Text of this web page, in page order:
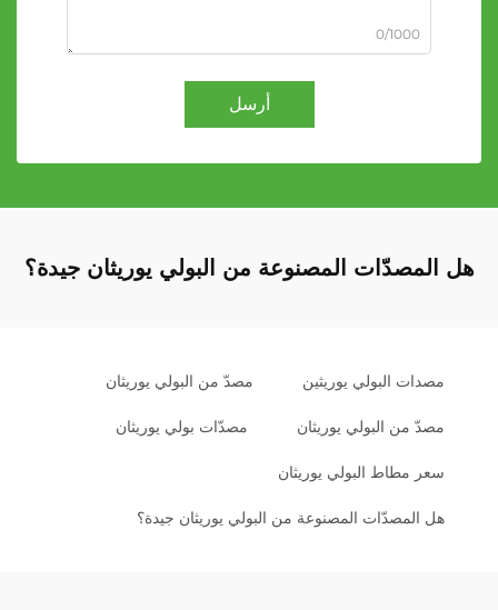
0/1000
أرسل
هل المصدّات المصنوعة من البولي يوريثان جيدة؟
مصدات البولي يوريثين مصدّ من البولي يوريثان
مصدّ من البولي يوريثان مصدّات بولي يوريثان
سعر مطاط البولي يوريثان
هل المصدّات المصنوعة من البولي يوريثان جيدة؟